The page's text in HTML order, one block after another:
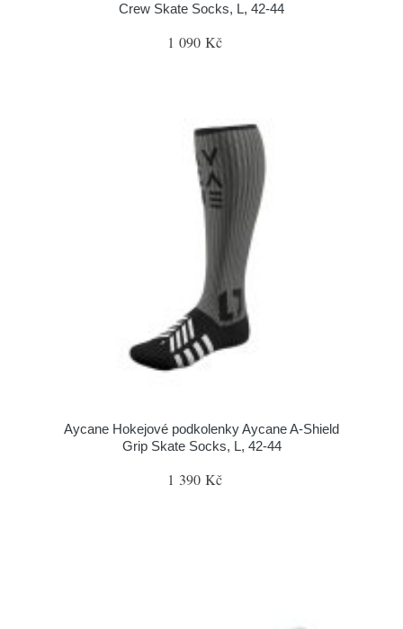
Crew Skate Socks, L, 42-44
1 090 Kč
Aycane Hokejové podkolenky Aycane A-Shield
Grip Skate Socks, L, 42-44
1 390 Kč